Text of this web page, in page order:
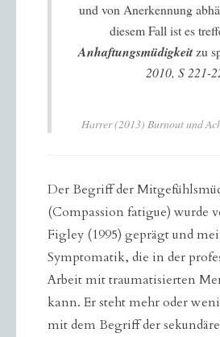
und von Anerkennung
diesem Fall ist es
Anhaftungsmüdigkeitzu
2010, S 221-
Harrer (2013) Burnout und
Der Begriff der
(Compassion fatigue) wurde
Figley (1995) geprägt und
Symptomatik, die in der
Arbeit mit traumatisierten
kann. Er steht mehr oder
mit dem Begriff der